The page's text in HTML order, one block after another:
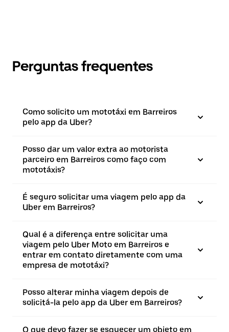
Perguntas frequentes
Como solicito um mototáxi em Barreiros
pelo app da Uber?
Posso dar um valor extra ao motorista
parceiro em Barreiros como faço com
mototáxis?
É seguro solicitar uma viagem pelo app da
Uber em Barreiros?
Qual é a diferença entre solicitar uma
viagem pelo Uber Moto em Barreiros e
entrar em contato diretamente com uma
empresa de mototáxi?
Posso alterar minha viagem depois de
solicitá-la pelo app da Uber em Barreiros?
O que devo fazer se esquecer um objeto em